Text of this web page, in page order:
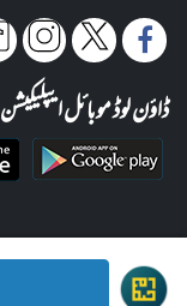
ڈاؤن لوڈ موبائل ایپلیکیشن